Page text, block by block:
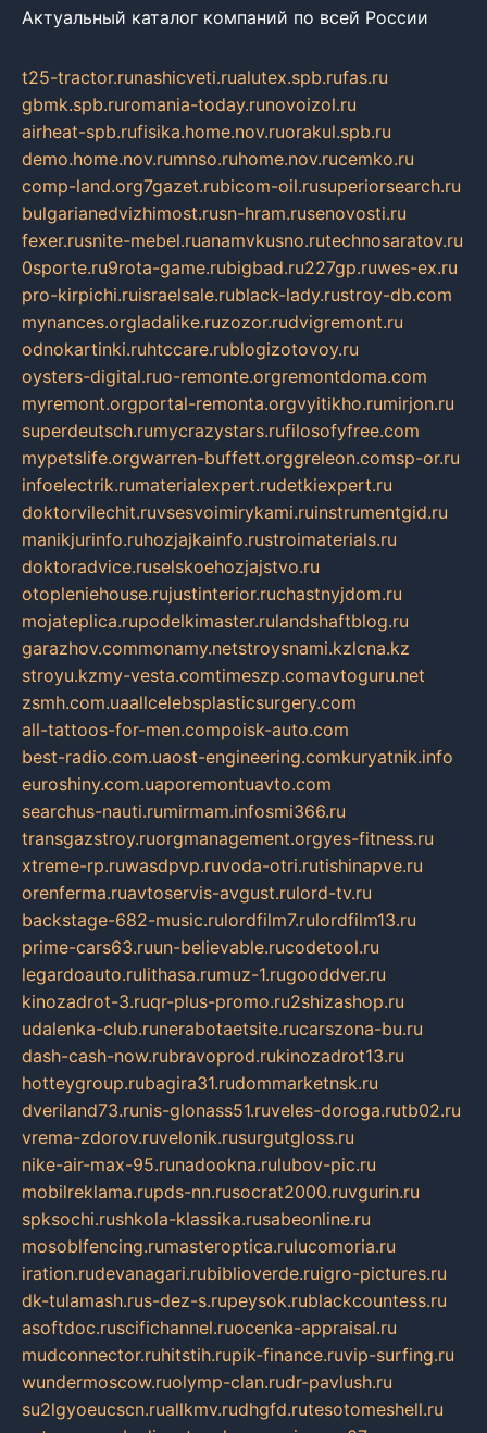
Актуальный каталог компаний по всей России
t25-tractor.runashicveti.rualutex.spb.rufas.ru
gbmk.spb.ruromania-today.runovoizol.ru
airheat-spb.rufisika.home.nov.ruorakul.spb.ru
demo.home.nov.rumnso.ruhome.nov.rucemko.ru
comp-land.org7gazet.rubicom-oil.rusuperiorsearch.ru
bulgarianedvizhimost.rusn-hram.rusenovosti.ru
fexer.rusnite-mebel.ruanamvkusno.rutechnosaratov.ru
0sporte.ru9rota-game.rubigbad.ru227gp.ruwes-ex.ru
pro-kirpichi.ruisraelsale.rublack-lady.rustroy-db.com
mynances.orgladalike.ruzozor.rudvigremont.ru
odnokartinki.ruhtccare.rublogizotovoy.ru
oysters-digital.ruo-remonte.orgremontdoma.com
myremont.orgportal-remonta.orgvyitikho.rumirjon.ru
superdeutsch.rumycrazystars.rufilosofyfree.com
mypetslife.orgwarren-buffett.orggreleon.comsp-or.ru
infoelectrik.rumaterialexpert.rudetkiexpert.ru
doktorvilechit.ruvsesvoimirykami.ruinstrumentgid.ru
manikjurinfo.ruhozjajkainfo.rustroimaterials.ru
doktoradvice.ruselskoehozjajstvo.ru
otopleniehouse.rujustinterior.ruchastnyjdom.ru
mojateplica.rupodelkimaster.rulandshaftblog.ru
garazhov.commonamy.netstroysnami.kzlcna.kz
stroyu.kzmy-vesta.comtimeszp.comavtoguru.net
zsmh.com.uaallcelebsplasticsurgery.com
all-tattoos-for-men.compoisk-auto.com
best-radio.com.uaost-engineering.comkuryatnik.info
euroshiny.com.uaporemontuavto.com
searchus-nauti.rumirmam.infosmi366.ru
transgazstroy.ruorgmanagement.orgyes-fitness.ru
xtreme-rp.ruwasdpvp.ruvoda-otri.rutishinapve.ru
orenferma.ruavtoservis-avgust.rulord-tv.ru
backstage-682-music.rulordfilm7.rulordfilm13.ru
prime-cars63.ruun-believable.rucodetool.ru
legardoauto.rulithasa.rumuz-1.rugooddver.ru
kinozadrot-3.ruqr-plus-promo.ru2shizashop.ru
udalenka-club.runerabotaetsite.rucarszona-bu.ru
dash-cash-now.rubravoprod.rukinozadrot13.ru
hotteygroup.rubagira31.rudommarketnsk.ru
dveriland73.runis-glonass51.ruveles-doroga.rutb02.ru
vrema-zdorov.ruvelonik.rusurgutgloss.ru
nike-air-max-95.runadookna.rulubov-pic.ru
mobilreklama.rupds-nn.rusocrat2000.ruvgurin.ru
spksochi.rushkola-klassika.rusabeonline.ru
mosoblfencing.rumasteroptica.rulucomoria.ru
iration.rudevanagari.rubiblioverde.ruigro-pictures.ru
dk-tulamash.rus-dez-s.rupeysok.rublackcountess.ru
asoftdoc.ruscifichannel.ruocenka-appraisal.ru
mudconnector.ruhitstih.rupik-finance.ruvip-surfing.ru
wundermoscow.ruolymp-clan.rudr-pavlush.ru
su2lgyoeucscn.ruallkmv.rudhgfd.rutesotomeshell.ru